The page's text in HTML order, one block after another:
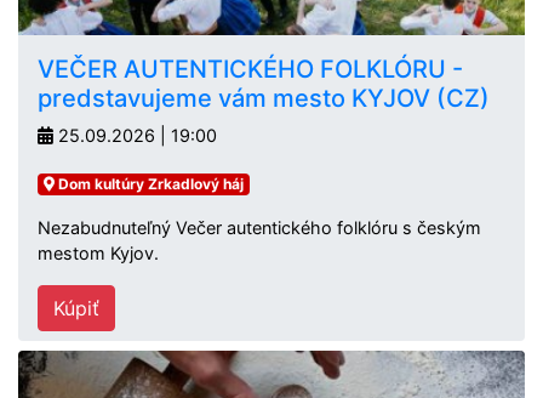
VEČER AUTENTICKÉHO FOLKLÓRU -
predstavujeme vám mesto KYJOV (CZ)
25.09.2026 | 19:00
Dom kultúry Zrkadlový háj
Nezabudnuteľný Večer autentického folklóru s českým
mestom Kyjov.
Kúpiť